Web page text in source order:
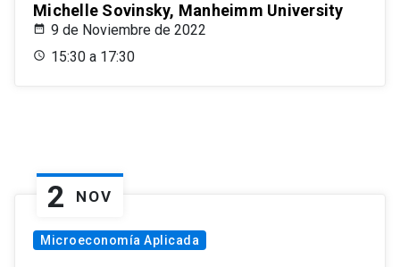
Michelle Sovinsky, Manheimm University
9 de Noviembre de 2022
15:30 a 17:30
2 NOV
Microeconomía Aplicada